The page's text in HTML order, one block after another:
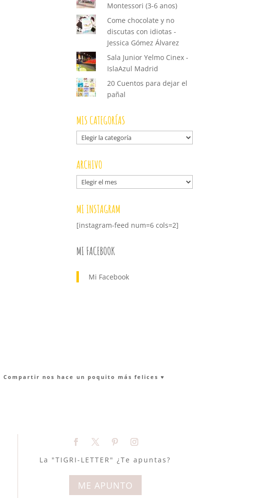
Montessori (3-6 anos)
Come chocolate y no
discutas con idiotas -
Jessica Gómez Álvarez
Sala Junior Yelmo Cinex -
IslaAzul Madrid
20 Cuentos para dejar el
pañal
MIS CATEGORÍAS
Mis
categorías
ARCHIVO
Archivo
MI INSTAGRAM
[instagram-feed num=6 cols=2]
MI FACEBOOK
Mi Facebook
Compartir nos hace un poquito más felices ♥︎
La "TIGRI-LETTER" ¿Te apuntas?
ME APUNTO